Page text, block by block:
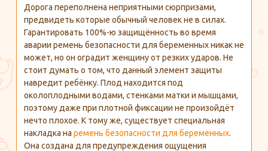
Дорога переполнена неприятными сюрпризами,
предвидеть которые обычный человек не в силах.
Гарантировать 100%-ю защищённость во время
аварии ремень безопасности для беременных никак не
может, но он оградит женщину от резких ударов. Не
стоит думать о том, что данный элемент защиты
навредит ребёнку. Плод находится под
околоплодными водами, стенками матки и мышцами,
поэтому даже при плотной фиксации не произойдёт
нечто плохое. К тому же, существует специальная
накладка на ремень безопасности для беременных.
Она создана для предупреждения ощущения